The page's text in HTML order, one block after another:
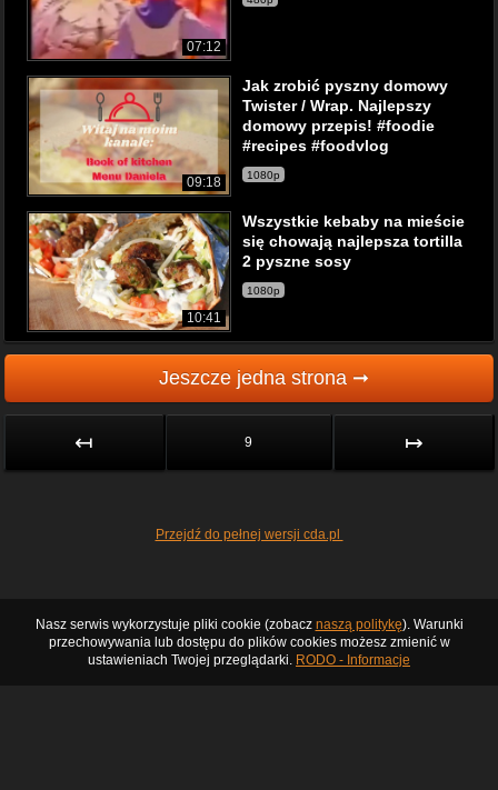
07:12
09:18
Jak zrobić pyszny domowy
Twister / Wrap. Najlepszy
domowy przepis! #foodie
#recipes #foodvlog
1080p
10:41
Wszystkie kebaby na mieście
się chowają najlepsza tortilla
2 pyszne sosy
1080p
Jeszcze jedna strona ➞
↤ 9 ↦
Przejdź do pełnej wersji cda.pl
Nasz serwis wykorzystuje pliki cookie (zobacz naszą politykę). Warunki
przechowywania lub dostępu do plików cookies możesz zmienić w
ustawieniach Twojej przeglądarki. RODO - Informacje